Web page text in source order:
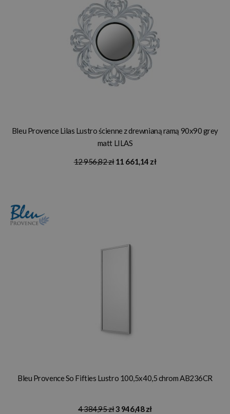
Bleu Provence Lilas Lustro ścienne z drewnianą ramą 90x90 grey
matt LILAS
12 956,82 zł 11 661,14 zł
Bleu Provence So Fifties Lustro 100,5x40,5 chrom AB236CR
4 384,95 zł3 946,48 zł